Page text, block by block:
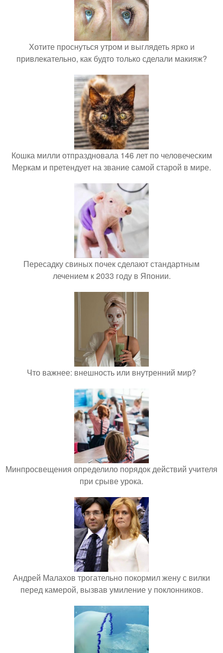
Хотите проснуться утром и выглядеть ярко и
привлекательно, как будто только сделали макияж?
Кошка милли отпраздновала 146 лет по человеческим
Меркам и претендует на звание самой старой в мире.
Пересадку свиных почек сделают стандартным
лечением к 2033 году в Японии.
Что важнее: внешность или внутренний мир?
Минпросвещения определило порядок действий учителя
при срыве урока.
Андрей Малахов трогательно покормил жену с вилки
перед камерой, вызвав умиление у поклонников.